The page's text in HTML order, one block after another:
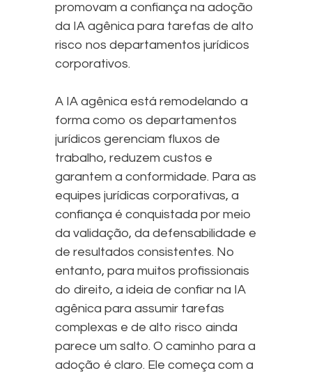
promovam a confiança na adoção
da IA agênica para tarefas de alto
risco nos departamentos jurídicos
corporativos.
A IA agênica está remodelando a
forma como os departamentos
jurídicos gerenciam fluxos de
trabalho, reduzem custos e
garantem a conformidade. Para as
equipes jurídicas corporativas, a
confiança é conquistada por meio
da validação, da defensabilidade e
de resultados consistentes. No
entanto, para muitos profissionais
do direito, a ideia de confiar na IA
agênica para assumir tarefas
complexas e de alto risco ainda
parece um salto. O caminho para a
adoção é claro. Ele começa com a